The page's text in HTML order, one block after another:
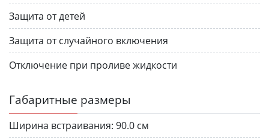
Защита от детей
Защита от случайного включения
Отключение при проливе жидкости
Габаритные размеры
Ширина встраивания: 90.0 см